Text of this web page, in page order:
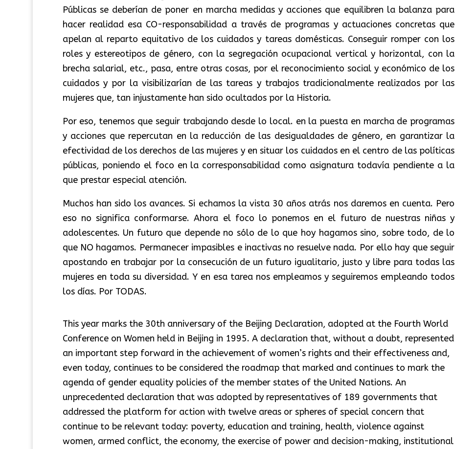
Públicas se deberían de poner en marcha medidas y acciones que equilibren la balanza para
hacer realidad esa CO-responsabilidad a través de programas y actuaciones concretas que
apelan al reparto equitativo de los cuidados y tareas domésticas. Conseguir romper con los
roles y estereotipos de género, con la segregación ocupacional vertical y horizontal, con la
brecha salarial, etc., pasa, entre otras cosas, por el reconocimiento social y económico de los
cuidados y por la visibilizarían de las tareas y trabajos tradicionalmente realizados por las
mujeres que, tan injustamente han sido ocultados por la Historia.
Por eso, tenemos que seguir trabajando desde lo local. en la puesta en marcha de programas
y acciones que repercutan en la reducción de las desigualdades de género, en garantizar la
efectividad de los derechos de las mujeres y en situar los cuidados en el centro de las políticas
públicas, poniendo el foco en la corresponsabilidad como asignatura todavía pendiente a la
que prestar especial atención.
Muchos han sido los avances. Si echamos la vista 30 años atrás nos daremos en cuenta. Pero
eso no significa conformarse. Ahora el foco lo ponemos en el futuro de nuestras niñas y
adolescentes. Un futuro que depende no sólo de lo que hoy hagamos sino, sobre todo, de lo
que NO hagamos. Permanecer impasibles e inactivas no resuelve nada. Por ello hay que seguir
apostando en trabajar por la consecución de un futuro igualitario, justo y libre para todas las
mujeres en toda su diversidad. Y en esa tarea nos empleamos y seguiremos empleando todos
los días. Por TODAS.
This year marks the 30th anniversary of the Beijing Declaration, adopted at the Fourth World
Conference on Women held in Beijing in 1995. A declaration that, without a doubt, represented
an important step forward in the achievement of women’s rights and their effectiveness and,
even today, continues to be considered the roadmap that marked and continues to mark the
agenda of gender equality policies of the member states of the United Nations. An
unprecedented declaration that was adopted by representatives of 189 governments that
addressed the platform for action with twelve areas or spheres of special concern that
continue to be relevant today: poverty, education and training, health, violence against
women, armed conflict, the economy, the exercise of power and decision-making, institutional